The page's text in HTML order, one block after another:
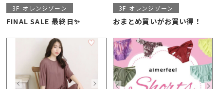
3F オレンジゾーン
FINAL SALE 最終日✨
3F オレンジゾーン
おまとめ買いがお買い得！